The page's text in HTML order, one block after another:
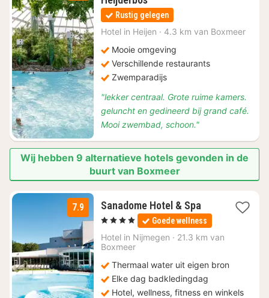
nacht
vanaf
€
Rustig gelegen
Hotel in Heijen · 4.3 km van Boxmeer
Mooie omgeving
Verschillende restaurants
Zwemparadijs
"lekker centraal. Grote ruime kamers.
geluncht en gedineerd bij grand café.
Mooi zwembad, schoon."
Wij hebben 9 alternatieve hotels gevonden in de
buurt van Boxmeer
7.9 Sanadome Hotel & Spa1
nacht
vanaf
€
, 4 Sterren Goede wellness
Hotel in Nijmegen · 21.3 km van
Boxmeer
Thermaal water uit eigen bron
Elke dag badkledingdag
Hotel, wellness, fitness en winkels